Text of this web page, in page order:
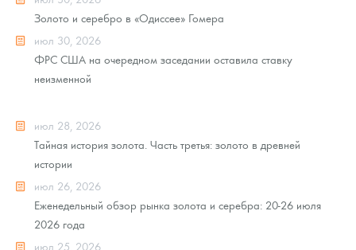
Золото и серебро в «Одиссее» Гомера
июл 30, 2026
ФРС США на очередном заседании оставила ставку
неизменной
июл 28, 2026
Тайная история золота. Часть третья: золото в древней
истории
июл 26, 2026
Еженедельный обзор рынка золота и серебра: 20-26 июля
2026 года
июл 25, 2026